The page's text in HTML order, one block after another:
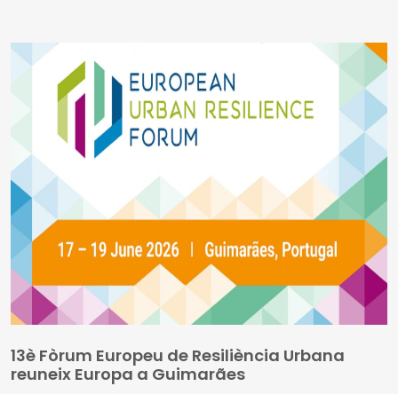
pèrdua de biodiversitat i millorant la gestió dels
recursos naturals.
13è Fòrum Europeu de Resiliència Urbana
reuneix Europa a Guimarães